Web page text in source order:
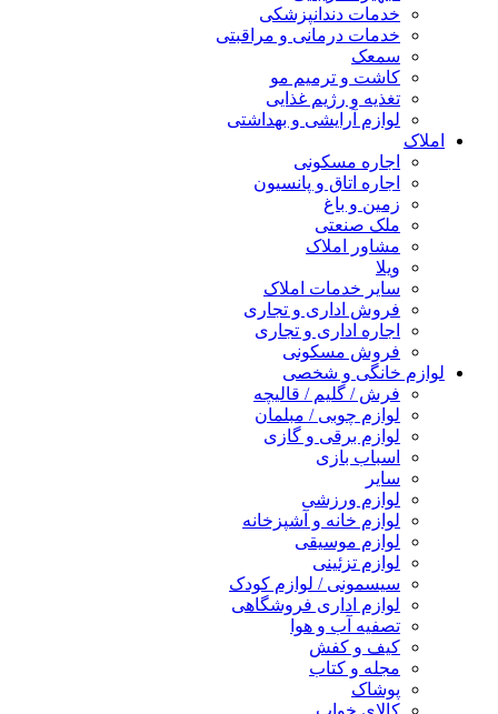
خدمات دندانپزشکی
خدمات درمانی و مراقبتی
سمعک
کاشت و ترمیم مو
تغذیه و رژیم غذایی
لوازم آرایشی و بهداشتی
املاک
اجاره مسکونی
اجاره اتاق و پانسیون
زمین و باغ
ملک صنعتی
مشاور املاک
ویلا
سایر خدمات املاک
فروش اداری و تجاری
اجاره اداری و تجاری
فروش مسکونی
لوازم خانگی و شخصی
فرش / گلیم / قالیچه
لوازم چوبی / مبلمان
لوازم برقی و گازی
اسباب بازی
سایر
لوازم ورزشی
لوازم خانه و آشپزخانه
لوازم موسیقی
لوازم تزئینی
سیسمونی / لوازم کودک
لوازم اداری فروشگاهی
تصفیه آب و هوا
کیف و کفش
مجله و کتاب
پوشاک